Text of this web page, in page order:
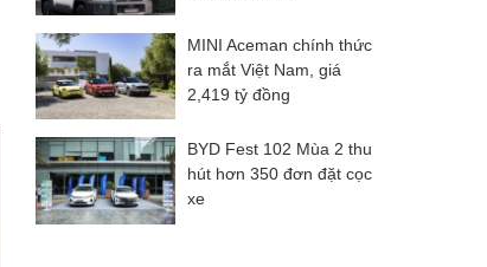
MINI Aceman chính thức
ra mắt Việt Nam, giá
2,419 tỷ đồng
BYD Fest 102 Mùa 2 thu
hút hơn 350 đơn đặt cọc
xe